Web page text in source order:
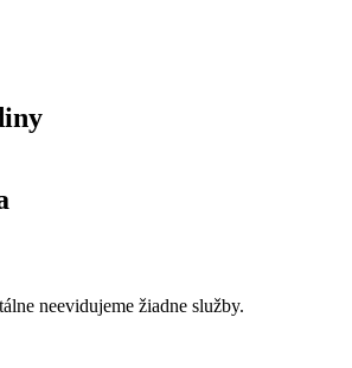
neevidujeme žiadne služby.